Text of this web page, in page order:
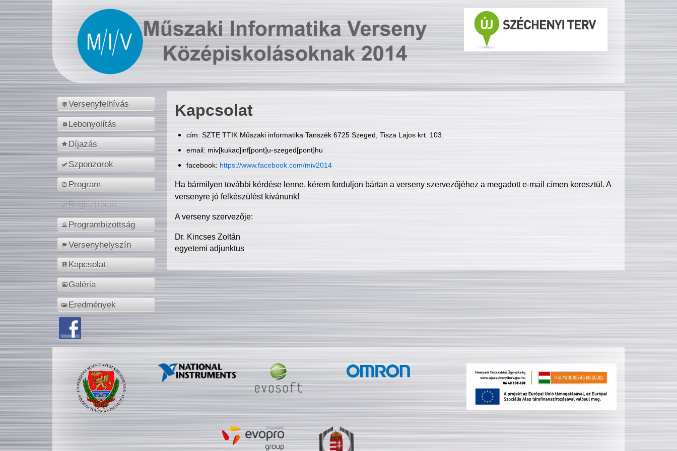
Versenyfelhívás
Lebonyolítás
Díjazás
Szponzorok
Program
Regisztráció
Programbizottság
Versenyhelyszín
Kapcsolat
Galéria
Eredmények
Kapcsolat
cím: SZTE TTIK Műszaki informatika Tanszék 6725 Szeged, Tisza Lajos krt. 103.
email: miv[kukac]inf[pont]u-szeged[pont]hu
facebook: https://www.facebook.com/miv2014
Ha bármilyen további kérdése lenne, kérem forduljon bártan a verseny szervezőjéhez a megadott e-mail címen keresztül. A
versenyre jó felkészülést kívánunk!
A verseny szervezője:
Dr. Kincses Zoltán
egyetemi adjunktus